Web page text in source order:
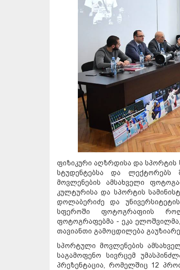
ფიზიკური აღზრდისა და სპორტის
სტუდენტებსა და ლექტორებს
მოვლენების ამსახველი
კულტურისა და სპორტის
დოლაბერიძე და
სფეროში ფოტოგრაფიის
ფოტოგრაფებმა - ეკა
თავიანთი გამოცდილება
სპორტული მოვლენების
საგამოფენო სივრცემ
პრეზენტაცია, რომელშიც 12